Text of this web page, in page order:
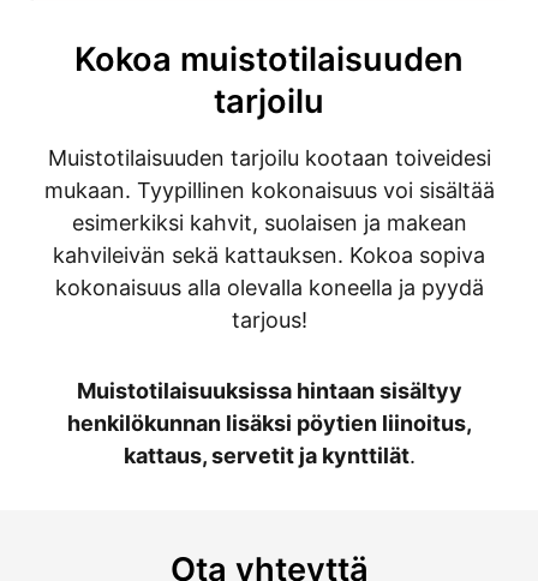
Kokoa muistotilaisuuden
tarjoilu
Muistotilaisuuden tarjoilu kootaan toiveidesi
mukaan. Tyypillinen kokonaisuus voi sisältää
esimerkiksi kahvit, suolaisen ja makean
kahvileivän sekä kattauksen. Kokoa sopiva
kokonaisuus alla olevalla koneella ja pyydä
tarjous!
Muistotilaisuuksissa hintaan sisältyy
henkilökunnan lisäksi pöytien liinoitus,
kattaus, servetit ja kynttilät.
Ota yhteyttä